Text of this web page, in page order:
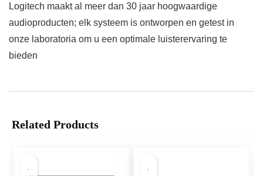
Logitech maakt al meer dan 30 jaar hoogwaardige
audioproducten; elk systeem is ontworpen en getest in
onze laboratoria om u een optimale luisterervaring te
bieden
Related Products